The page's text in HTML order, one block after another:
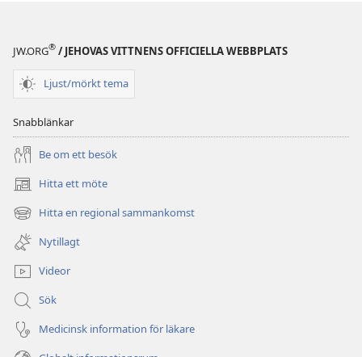
JW.ORG® / JEHOVAS VITTNENS OFFICIELLA WEBBPLATS
Ljust/mörkt tema
Snabblänkar
Be om ett besök
Hitta ett möte
(öppnar
nytt
fönster)
Hitta en regional sammankomst
(öppnar
nytt
fönster)
Nytillagt
Videor
Sök
Medicinsk information för läkare